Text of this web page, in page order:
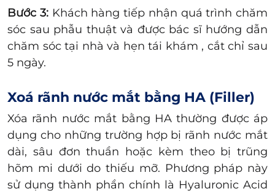
Bước 3:Khách hàng tiếp nhận quá trình chăm
sóc sau phẫu thuật và được bác sĩ hướng dẫn
chăm sóc tại nhà và hẹn tái khám , cắt chỉ sau
5 ngày.
Xoá rãnh nước mắt bằng HA (Filler)
Xóa rãnh nước mắt bằng HA thường được áp
dụng cho những trường hợp bị rãnh nước mắt
dài, sâu đơn thuần hoặc kèm theo bị trũng
hõm mi dưới do thiếu mỡ. Phương pháp này
sử dụng thành phần chính là Hyaluronic Acid